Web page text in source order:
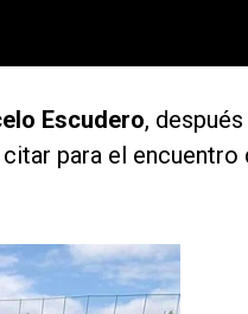
Escudero,
para el encuentro